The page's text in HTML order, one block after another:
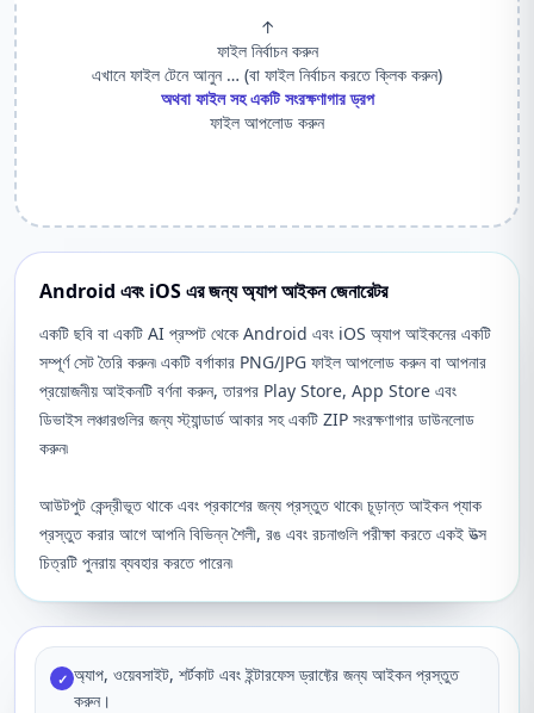
↑
ফাইল নির্বাচন করুন
এখানে ফাইল টেনে আনুন … (বা ফাইল নির্বাচন করতে ক্লিক করুন)
অথবা ফাইল সহ একটি সংরক্ষণাগার ড্রপ
ফাইল আপলোড করুন
Android এবং iOS এর জন্য অ্যাপ আইকন জেনারেটর
একটি ছবি বা একটি AI প্রম্পট থেকে Android এবং iOS অ্যাপ আইকনের একটি
সম্পূর্ণ সেট তৈরি করুন৷ একটি বর্গাকার PNG/JPG ফাইল আপলোড করুন বা আপনার
প্রয়োজনীয় আইকনটি বর্ণনা করুন, তারপর Play Store, App Store এবং
ডিভাইস লঞ্চারগুলির জন্য স্ট্যান্ডার্ড আকার সহ একটি ZIP সংরক্ষণাগার ডাউনলোড
করুন৷
আউটপুট কেন্দ্রীভূত থাকে এবং প্রকাশের জন্য প্রস্তুত থাকে৷ চূড়ান্ত আইকন প্যাক
প্রস্তুত করার আগে আপনি বিভিন্ন শৈলী, রঙ এবং রচনাগুলি পরীক্ষা করতে একই উত্স
চিত্রটি পুনরায় ব্যবহার করতে পারেন৷
✓ অ্যাপ, ওয়েবসাইট, শর্টকাট এবং ইন্টারফেস ড্রাফ্টের জন্য আইকন প্রস্তুত
করুন।